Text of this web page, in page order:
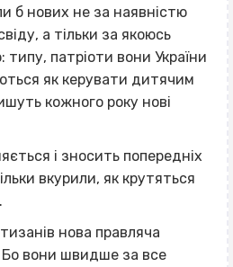
б нових не за наявністю
а тільки за якоюсь
патріоти вони України
як керувати дитячим
кожного року нові
і зносить попередніх
вкурили, як крутяться
нова правляча
Бо вони швидше за все